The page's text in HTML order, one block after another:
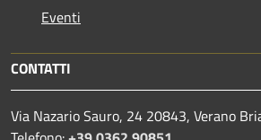
Eventi
CONTATTI
Via Nazario Sauro, 24 20843, Verano